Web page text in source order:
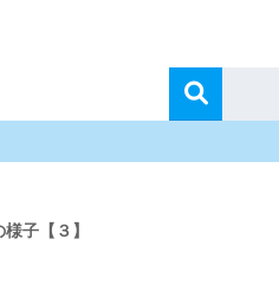
子【３】